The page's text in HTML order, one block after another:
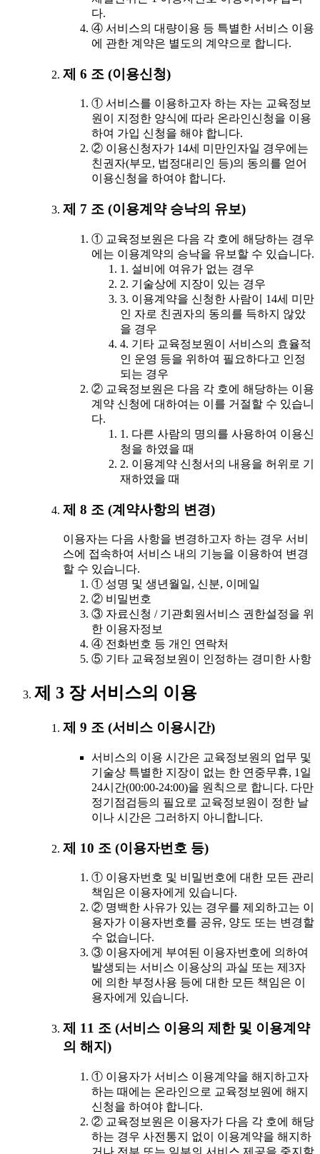
다.
④ 서비스의 대량이용 등 특별한 서비스 이용
에 관한 계약은 별도의 계약으로 합니다.
제 6 조 (이용신청)
① 서비스를 이용하고자 하는 자는 교육정보
원이 지정한 양식에 따라 온라인신청을 이용
하여 가입 신청을 해야 합니다.
② 이용신청자가 14세 미만인자일 경우에는
친권자(부모, 법정대리인 등)의 동의를 얻어
이용신청을 하여야 합니다.
제 7 조 (이용계약 승낙의 유보)
① 교육정보원은 다음 각 호에 해당하는 경우
에는 이용계약의 승낙을 유보할 수 있습니다.
1. 설비에 여유가 없는 경우
2. 기술상에 지장이 있는 경우
3. 이용계약을 신청한 사람이 14세 미만
인 자로 친권자의 동의를 득하지 않았
을 경우
4. 기타 교육정보원이 서비스의 효율적
인 운영 등을 위하여 필요하다고 인정
되는 경우
② 교육정보원은 다음 각 호에 해당하는 이용
계약 신청에 대하여는 이를 거절할 수 있습니
다.
1. 다른 사람의 명의를 사용하여 이용신
청을 하였을 때
2. 이용계약 신청서의 내용을 허위로 기
재하였을 때
제 8 조 (계약사항의 변경)
이용자는 다음 사항을 변경하고자 하는 경우 서비
스에 접속하여 서비스 내의 기능을 이용하여 변경
할 수 있습니다.
① 성명 및 생년월일, 신분, 이메일
② 비밀번호
③ 자료신청 / 기관회원서비스 권한설정을 위
한 이용자정보
④ 전화번호 등 개인 연락처
⑤ 기타 교육정보원이 인정하는 경미한 사항
제 3 장 서비스의 이용
제 9 조 (서비스 이용시간)
서비스의 이용 시간은 교육정보원의 업무 및
기술상 특별한 지장이 없는 한 연중무휴, 1일
24시간(00:00-24:00)을 원칙으로 합니다. 다만
정기점검등의 필요로 교육정보원이 정한 날
이나 시간은 그러하지 아니합니다.
제 10 조 (이용자번호 등)
① 이용자번호 및 비밀번호에 대한 모든 관리
책임은 이용자에게 있습니다.
② 명백한 사유가 있는 경우를 제외하고는 이
용자가 이용자번호를 공유, 양도 또는 변경할
수 없습니다.
③ 이용자에게 부여된 이용자번호에 의하여
발생되는 서비스 이용상의 과실 또는 제3자
에 의한 부정사용 등에 대한 모든 책임은 이
용자에게 있습니다.
제 11 조 (서비스 이용의 제한 및 이용계약
의 해지)
① 이용자가 서비스 이용계약을 해지하고자
하는 때에는 온라인으로 교육정보원에 해지
신청을 하여야 합니다.
② 교육정보원은 이용자가 다음 각 호에 해당
하는 경우 사전통지 없이 이용계약을 해지하
거나 전부 또는 일부의 서비스 제공을 중지할